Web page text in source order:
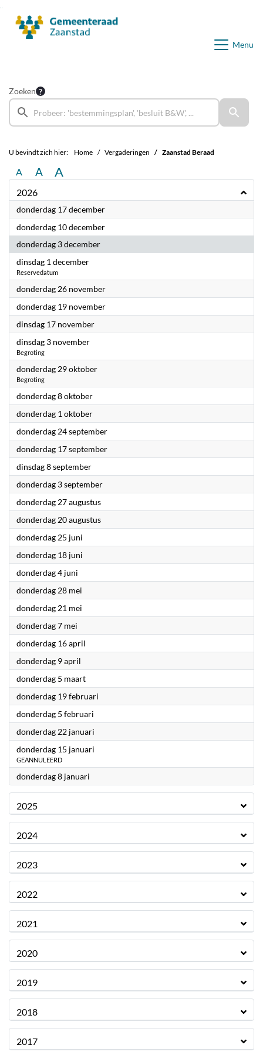
Menu
Zoeken
U bevindt zich hier: Home Vergaderingen Zaanstad Beraad
A A A
2026
donderdag 17 december2026
donderdag 10 december2026
donderdag 3 december2026
dinsdag 1 december2026
Reservedatum
donderdag 26 november2026
donderdag 19 november2026
dinsdag 17 november2026
dinsdag 3 november2026
Begroting
donderdag 29 oktober2026
Begroting
donderdag 8 oktober2026
donderdag 1 oktober2026
donderdag 24 september2026
donderdag 17 september2026
dinsdag 8 september2026
donderdag 3 september2026
donderdag 27 augustus2026
donderdag 20 augustus2026
donderdag 25 juni
donderdag 18 juni
donderdag 4 juni
donderdag 28 mei
donderdag 21 mei
donderdag 7 mei
donderdag 16 april
donderdag 9 april
donderdag 5 maart2026
donderdag 19 februari
donderdag 5 februari
donderdag 22 januari
donderdag 15 januari
GEANNULEERD
donderdag 8 januari
2025
2024
2023
2022
2021
2020
2019
2018
2017